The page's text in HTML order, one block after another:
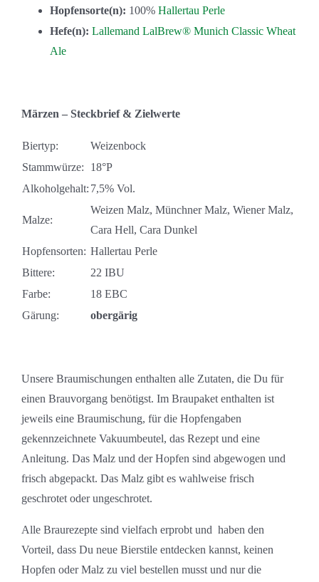
Hopfensorte(n): 100% Hallertau Perle
Hefe(n): Lallemand LalBrew® Munich Classic Wheat
Ale
Märzen – Steckbrief & Zielwerte
Biertyp:
Weizenbock
Stammwürze:
18°P
Alkoholgehalt: 7,5% Vol.
Malze:
Weizen Malz, Münchner Malz, Wiener Malz,
Cara Hell, Cara Dunkel
Hopfensorten: Hallertau Perle
Bittere:
22 IBU
Farbe:
18 EBC
Gärung:
obergärig
Unsere Braumischungen enthalten alle Zutaten, die Du für
einen Brauvorgang benötigst. Im Braupaket enthalten ist
jeweils eine Braumischung, für die Hopfengaben
gekennzeichnete Vakuumbeutel, das Rezept und eine
Anleitung. Das Malz und der Hopfen sind abgewogen und
frisch abgepackt. Das Malz gibt es wahlweise frisch
geschrotet oder ungeschrotet.
Alle Braurezepte sind vielfach erprobt und haben den
Vorteil, dass Du neue Bierstile entdecken kannst, keinen
Hopfen oder Malz zu viel bestellen musst und nur die